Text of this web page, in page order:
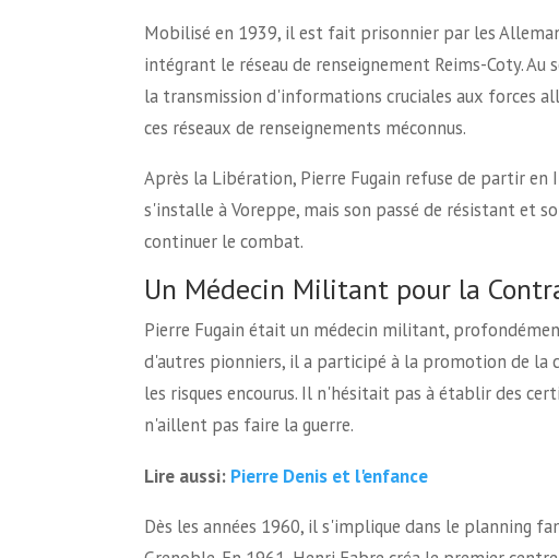
Mobilisé en 1939, il est fait prisonnier par les
intégrant le réseau de renseignement Reims-Coty.
la transmission d'informations cruciales aux forces
ces réseaux de renseignements méconnus.
Après la Libération, Pierre Fugain refuse de partir en
s'installe à Voreppe, mais son passé de résistant et
continuer le combat.
Un Médecin Militant pour la
Pierre Fugain était un médecin militant,
d'autres pionniers, il a participé à la promotion de
les risques encourus. Il n'hésitait pas à établir des
n'aillent pas faire la guerre.
Lire aussi: Pierre Denis et l'enfance
Dès les années 1960, il s'implique dans le planning